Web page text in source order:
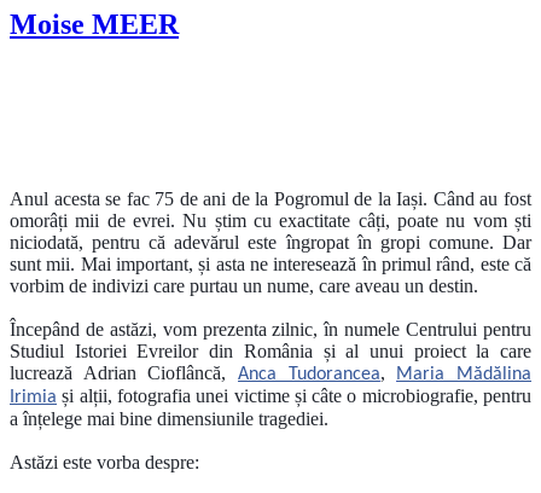
Moise MEER
Anul acesta se fac 75 de ani de la Pogromul de la Iași. Când au fost
omorâți mii de evrei. Nu știm cu exactitate câți, poate nu vom ști
niciodată, pentru că adevărul este îngropat în gropi comune. Dar
sunt mii. Mai important, și asta ne interesează în primul rând, este că
vorbim de indivizi care purtau un nume, care aveau un destin.
Începând de astăzi, vom prezenta zilnic, în numele Centrului pentru
Studiul Istoriei Evreilor din România și al unui proiect la care
lucrează Adrian Cioflâncă, Anca Tudorancea,
Maria Mădălina
Irimia și alții, fotografia unei victime și câte o microbiografie, pentru
a înțelege mai bine dimensiunile tragediei.
Astăzi este vorba despre: